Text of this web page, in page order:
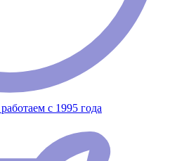
с 1995 года